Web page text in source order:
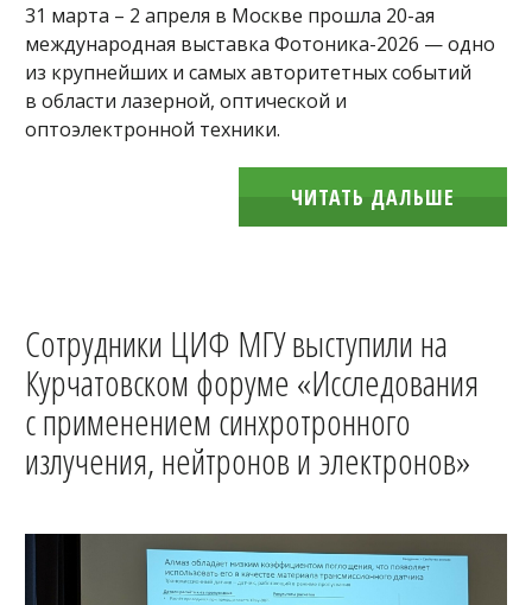
31 марта – 2 апреля в Москве прошла 20-ая
международная выставка Фотоника-2026 — одно
из крупнейших и самых авторитетных событий
в области лазерной, оптической и
оптоэлектронной техники.
ЧИТАТЬ ДАЛЬШЕ
Сотрудники ЦИФ МГУ выступили на
Курчатовском форуме «Исследования
с применением синхротронного
излучения, нейтронов и электронов»